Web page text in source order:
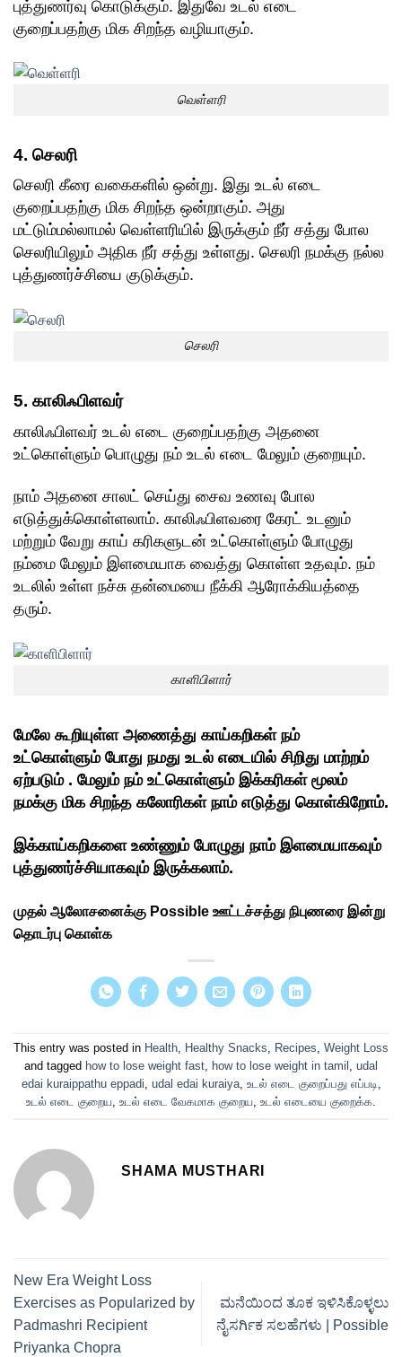
புத்துணர்வு கொடுக்கும். இதுவே உடல் எடை
குறைப்பதற்கு மிக சிறந்த வழியாகும்.
வெள்ளரி
4. செலரி
செலரி கீரை வகைகளில் ஒன்று. இது உடல் எடை
குறைப்பதற்கு மிக சிறந்த ஒன்றாகும். அது
மட்டும்மல்லாமல் வெள்ளரியில் இருக்கும் நீர் சத்து போல
செலரியிலும் அதிக நீர் சத்து உள்ளது. செலரி நமக்கு நல்ல
புத்துணர்ச்சியை குடுக்கும்.
செலரி
5. காலிஃபிளவர்
காலிஃபிளவர் உடல் எடை குறைப்பதற்கு அதனை
உட்கொள்ளும் பொழுது நம் உடல் எடை மேலும் குறையும்.
நாம் அதனை சாலட் செய்து சைவ உணவு போல
எடுத்துக்கொள்ளலாம். காலிஃபிளவரை கேரட் உடனும்
மற்றும் வேறு காய் கரிகளுடன் உட்கொள்ளும் போழுது
நம்மை மேலும் இளமையாக வைத்து கொள்ள உதவும். நம்
உடலில் உள்ள நச்சு தன்மையை நீக்கி ஆரோக்கியத்தை
தரும்.
காளிபிளார்
மேலே கூறியுள்ள அணைத்து காய்கறிகள் நம்
உட்கொள்ளும் போது நமது உடல் எடையில் சிறிது மாற்றம்
ஏற்படும் . மேலும் நம் உட்கொள்ளும் இக்கரிகள் மூலம்
நமக்கு மிக சிறந்த கலோரிகள் நாம் எடுத்து கொள்கிறோம்.
இக்காய்கறிகளை உண்ணும் போழுது நாம் இளமையாகவும்
புத்துணர்ச்சியாகவும் இருக்கலாம்.
முதல் ஆலோசனைக்கு Possible ஊட்டச்சத்து நிபுணரை இன்று
தொடர்பு கொள்க
This entry was posted in Health, Healthy Snacks, Recipes, Weight Loss
and tagged how to lose weight fast, how to lose weight in tamil , udal
edai kuraippathu eppadi, udal edai kuraiya, உடல் எடை குறைப்பது எப்படி,
உடல் எடை குறைய, உடல் எடை வேகமாக குறைய, உடல் எடையை குறைக்க.
SHAMA MUSTHARI
New Era Weight Loss
Exercises as Popularized by
Padmashri Recipient
Priyanka Chopra
ಮನೆಯಿಂದ ತೂಕ ಇಳಿಸಿಕೊಳ್ಳಲು
ನೈಸರ್ಗಿಕ ಸಲಹೆಗಳು | Possible